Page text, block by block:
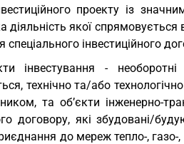
проекту із
діяльність якої
спеціального інвестиційного
інвестування -
технічно та/або
та об’єкти інженерно-
договору, які збудовані/
до мереж тепло-, газо-,